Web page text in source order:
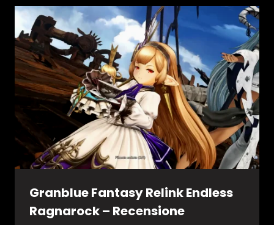
Granblue Fantasy Relink Endless
Ragnarock – Recensione